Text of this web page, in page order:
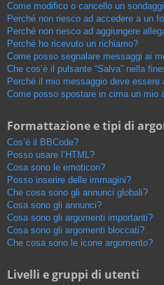
Come modifico o cancello un
Perché non riesco ad accedere a un
Perché non riesco ad aggiungere
Perché ho ricevuto un richiamo?
Come posso segnalare messaggi ai
Che cos’è il pulsante “Salva” nella
Perché il mio messaggio deve essere
Come posso spostare in cima un mio
Formattazione e tipi di
Cos’è il BBCode?
Posso usare l’HTML?
Cosa sono le emoticon?
Posso inserire delle immagini?
Che cosa sono gli annunci globali?
Cosa sono gli annunci?
Cosa sono gli argomenti importanti?
Cosa sono gli argomenti bloccati?
Che cosa sono le icone argomento?
Livelli e gruppi di utenti